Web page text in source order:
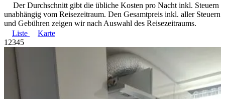
Der Durchschnitt gibt die übliche Kosten pro Nacht inkl. Steuern
unabhängig vom Reisezeitraum. Den Gesamtpreis inkl. aller Steuern
und Gebühren zeigen wir nach Auswahl des Reisezeitraums.
Liste
Karte
1 2345